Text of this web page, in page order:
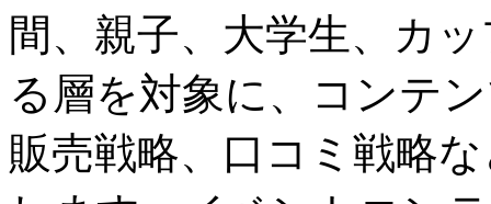
間、親子、大学生、カ
る層を対象に、コンテ
販売戦略、口コミ戦略